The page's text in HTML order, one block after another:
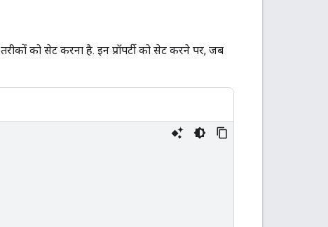
तरीकों को सेट करना है. इन प्रॉपर्टी को सेट करने पर, जब